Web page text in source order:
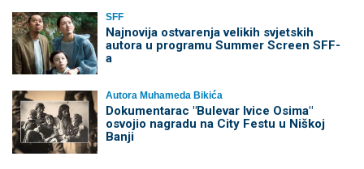
SFF
Najnovija ostvarenja velikih svjetskih
autora u programu Summer Screen SFF-
a
Autora Muhameda Bikića
Dokumentarac "Bulevar Ivice Osima"
osvojio nagradu na City Festu u Niškoj
Banji